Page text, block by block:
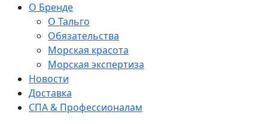
О Бренде
О Тальго
Обязательства
Морская красота
Морская экспертиза
Новости
Доставка
СПА & Профессионалам